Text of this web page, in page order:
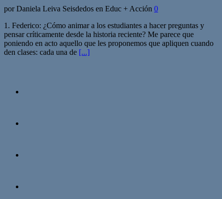
por Daniela Leiva Seisdedos en Educ + Acción 0
1. Federico: ¿Cómo animar a los estudiantes a hacer preguntas y
pensar críticamente desde la historia reciente? Me parece que
poniendo en acto aquello que les proponemos que apliquen cuando
den clases: cada una de [...]